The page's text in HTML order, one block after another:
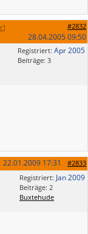
] #2832
28.04.200509:50
Registriert: Apr 2005
Beiträge: 3
#2833
22.01.2009 17:31
Registriert: Jan 2009
Beiträge: 2
Buxtehude